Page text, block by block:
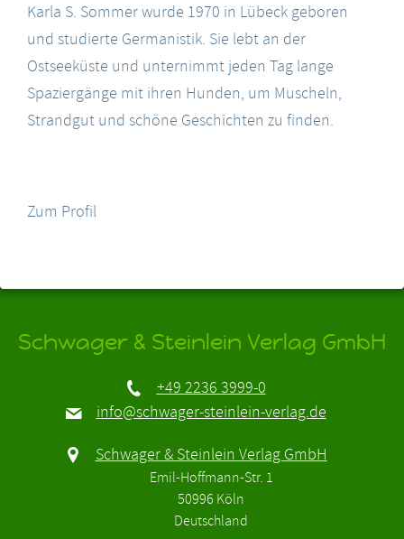
Karla S. Sommer wurde 1970 in Lübeck geboren
und studierte Germanistik. Sie lebt an der
Ostseeküste und unternimmt jeden Tag lange
Spaziergänge mit ihren Hunden, um Muscheln,
Strandgut und schöne Geschichten zu finden.
Zum Profil
Schwager & Steinlein Verlag GmbH
+49 2236 3999-0
info@schwager-steinlein-verlag.de
Schwager & Steinlein Verlag GmbH
Emil-Hoffmann-Str. 1
50996 Köln
Deutschland